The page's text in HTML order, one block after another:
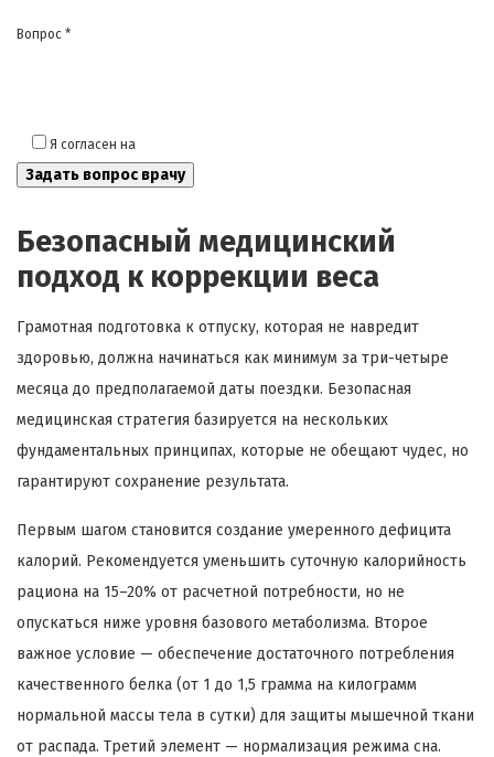
Вопрос *
Я согласен на
Безопасный медицинский
подход к коррекции веса
Грамотная подготовка к отпуску, которая не навредит
здоровью, должна начинаться как минимум за три-четыре
месяца до предполагаемой даты поездки. Безопасная
медицинская стратегия базируется на нескольких
фундаментальных принципах, которые не обещают чудес, но
гарантируют сохранение результата.
Первым шагом становится создание умеренного дефицита
калорий. Рекомендуется уменьшить суточную калорийность
рациона на 15–20% от расчетной потребности, но не
опускаться ниже уровня базового метаболизма. Второе
важное условие — обеспечение достаточного потребления
качественного белка (от 1 до 1,5 грамма на килограмм
нормальной массы тела в сутки) для защиты мышечной ткани
от распада. Третий элемент — нормализация режима сна.